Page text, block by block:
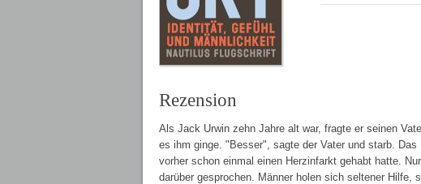
Rezension
Als Jack Urwin zehn Jahre alt war, fragte er seinen
es ihm ginge. "Besser", sagte der Vater und starb.
vorher schon einmal einen Herzinfarkt gehabt hatte.
darüber gesprochen. Männer holen sich seltener Hilfe,